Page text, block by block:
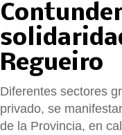
Regueiro
Diferentes sectores
privado, se
de la Provincia, en